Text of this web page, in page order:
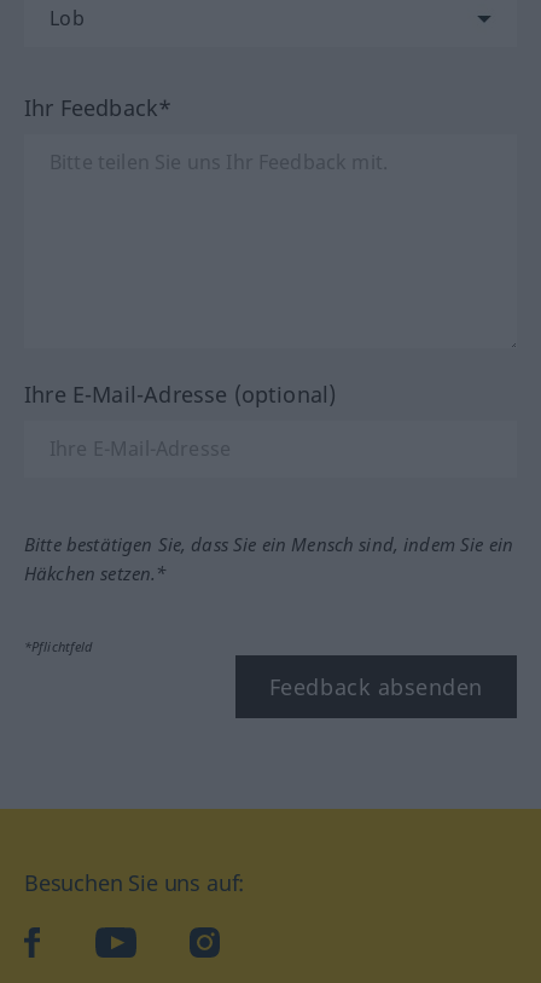
Ihr Feedback*
Ihre E-Mail-Adresse (optional)
Bitte bestätigen Sie, dass Sie ein Mensch sind, indem Sie ein
Häkchen setzen.*
*Pflichtfeld
Feedback absenden
Besuchen Sie uns auf:
facebookYouTube Instagram